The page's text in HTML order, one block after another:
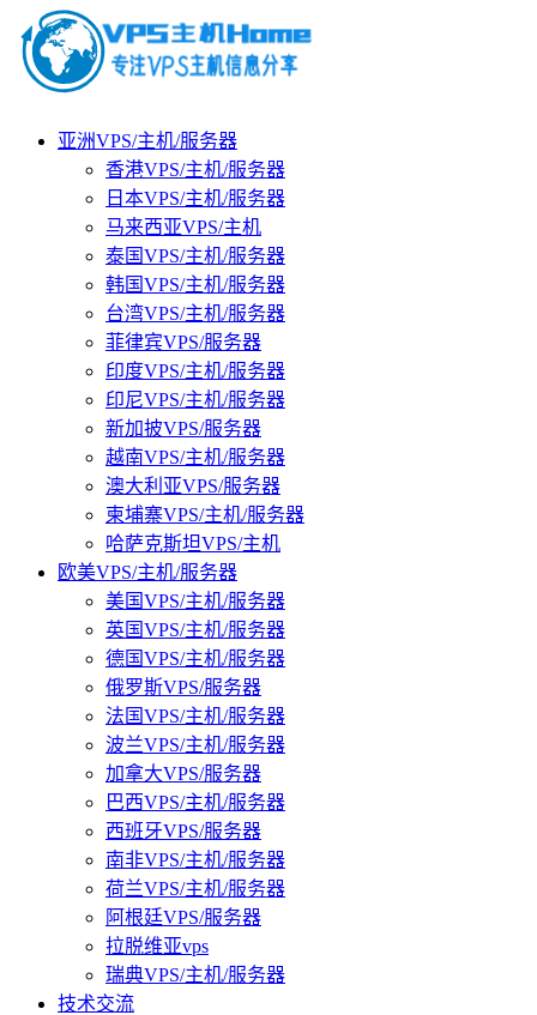
亚洲VPS/主机/服务器
香港VPS/主机/服务器
日本VPS/主机/服务器
马来西亚VPS/主机
泰国VPS/主机/服务器
韩国VPS/主机/服务器
台湾VPS/主机/服务器
菲律宾VPS/服务器
印度VPS/主机/服务器
印尼VPS/主机/服务器
新加披VPS/服务器
越南VPS/主机/服务器
澳大利亚VPS/服务器
柬埔寨VPS/主机/服务器
哈萨克斯坦VPS/主机
欧美VPS/主机/服务器
美国VPS/主机/服务器
英国VPS/主机/服务器
德国VPS/主机/服务器
俄罗斯VPS/服务器
法国VPS/主机/服务器
波兰VPS/主机/服务器
加拿大VPS/服务器
巴西VPS/主机/服务器
西班牙VPS/服务器
南非VPS/主机/服务器
荷兰VPS/主机/服务器
阿根廷VPS/服务器
拉脱维亚vps
瑞典VPS/主机/服务器
技术交流